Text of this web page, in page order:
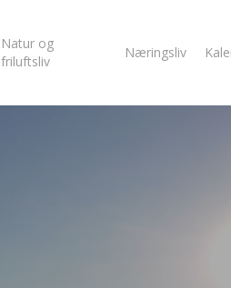
Natur og
friluftsliv
Næringsliv